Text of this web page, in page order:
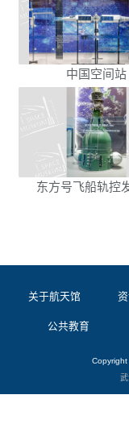
中国空间站
东方号飞船轨控
关于航天馆
公共教育